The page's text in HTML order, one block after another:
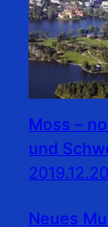
Moss –
und
2019.12.20
Neues